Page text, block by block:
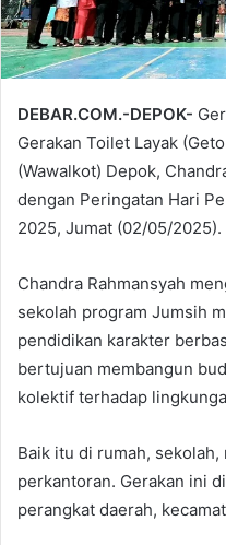
DEBAR.COM.-DEPOK-
Gerakan Toilet Layak
(Wawalkot) Depok,
dengan Peringatan Hari
2025, Jumat (02/05/2025).
Chandra Rahmansyah
sekolah program Jumsih
pendidikan karakter
bertujuan membangun
kolektif terhadap
Baik itu di rumah,
perkantoran. Gerakan ini
perangkat daerah,